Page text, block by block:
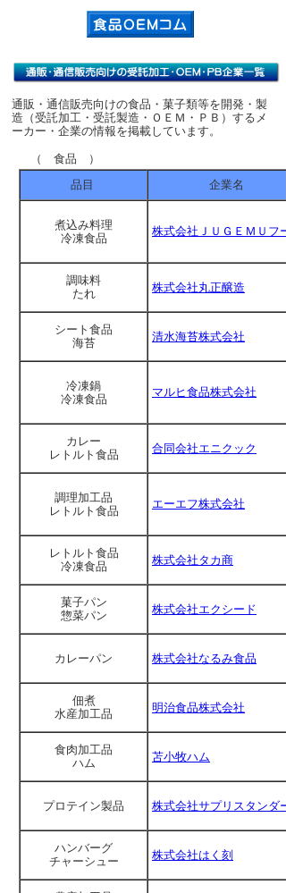
通販・通信販売向けの食品・菓子類等を開発・製
造（受託加工・受託製造・ＯＥＭ・ＰＢ）するメ
ーカー・企業の情報を掲載しています。
（ 食品 ）
品目
企業名
煮込み料理
冷凍食品
株式会社ＪＵＧＥＭＵフ
調味料
たれ
株式会社丸正醸造
シート食品
海苔
清水海苔株式会社
冷凍鍋
冷凍食品
マルヒ食品株式会社
カレー
レトルト食品
合同会社エニクック
調理加工品
レトルト食品
エーエフ株式会社
レトルト食品
冷凍食品
株式会社タカ商
菓子パン
惣菜パン
株式会社エクシード
カレーパン 株式会社なるみ食品
佃煮
水産加工品
明治食品株式会社
食肉加工品
ハム
苫小牧ハム
プロテイン製品 株式会社サプリスタンダ
ハンバーグ
チャーシュー
株式会社はく刻